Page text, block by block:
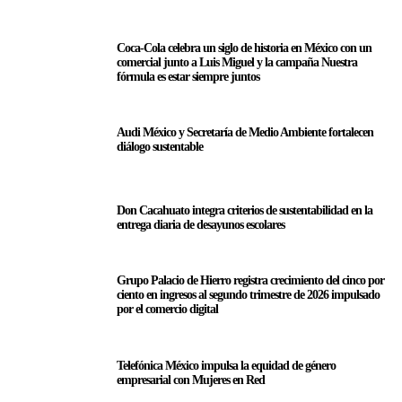
Coca-Cola celebra un siglo de historia en México con un
comercial junto a Luis Miguel y la campaña Nuestra
fórmula es estar siempre juntos
Audi México y Secretaría de Medio Ambiente fortalecen
diálogo sustentable
Don Cacahuato integra criterios de sustentabilidad en la
entrega diaria de desayunos escolares
Grupo Palacio de Hierro registra crecimiento del cinco por
ciento en ingresos al segundo trimestre de 2026 impulsado
por el comercio digital
Telefónica México impulsa la equidad de género
empresarial con Mujeres en Red